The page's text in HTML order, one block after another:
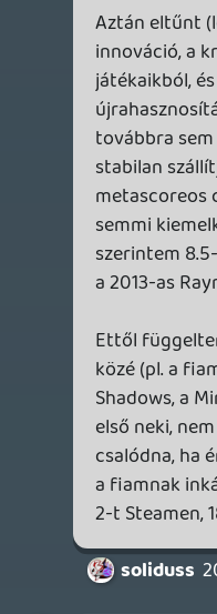
Az biztos, hogy ha a
interakciókat, az
nézem, végre
The Game"
meglepetés,
kézzel készült
kialakított
hogy ez a meglévő,
lett összedobálva,
most több benne a
is úgy-ahogy bírom.
Sajnos vannak azért
a felfedezésnél, és sok
szempontjából
portfóliója. Abszolút
teljesen rugalmatlan
AI. Az egész olyan...
nyilván a SW miatt a
kellett, és gondolom
harcolós részek
vérlázítóan gügyék.
Az extra baromság,
legszemléletesebb
az a speeder